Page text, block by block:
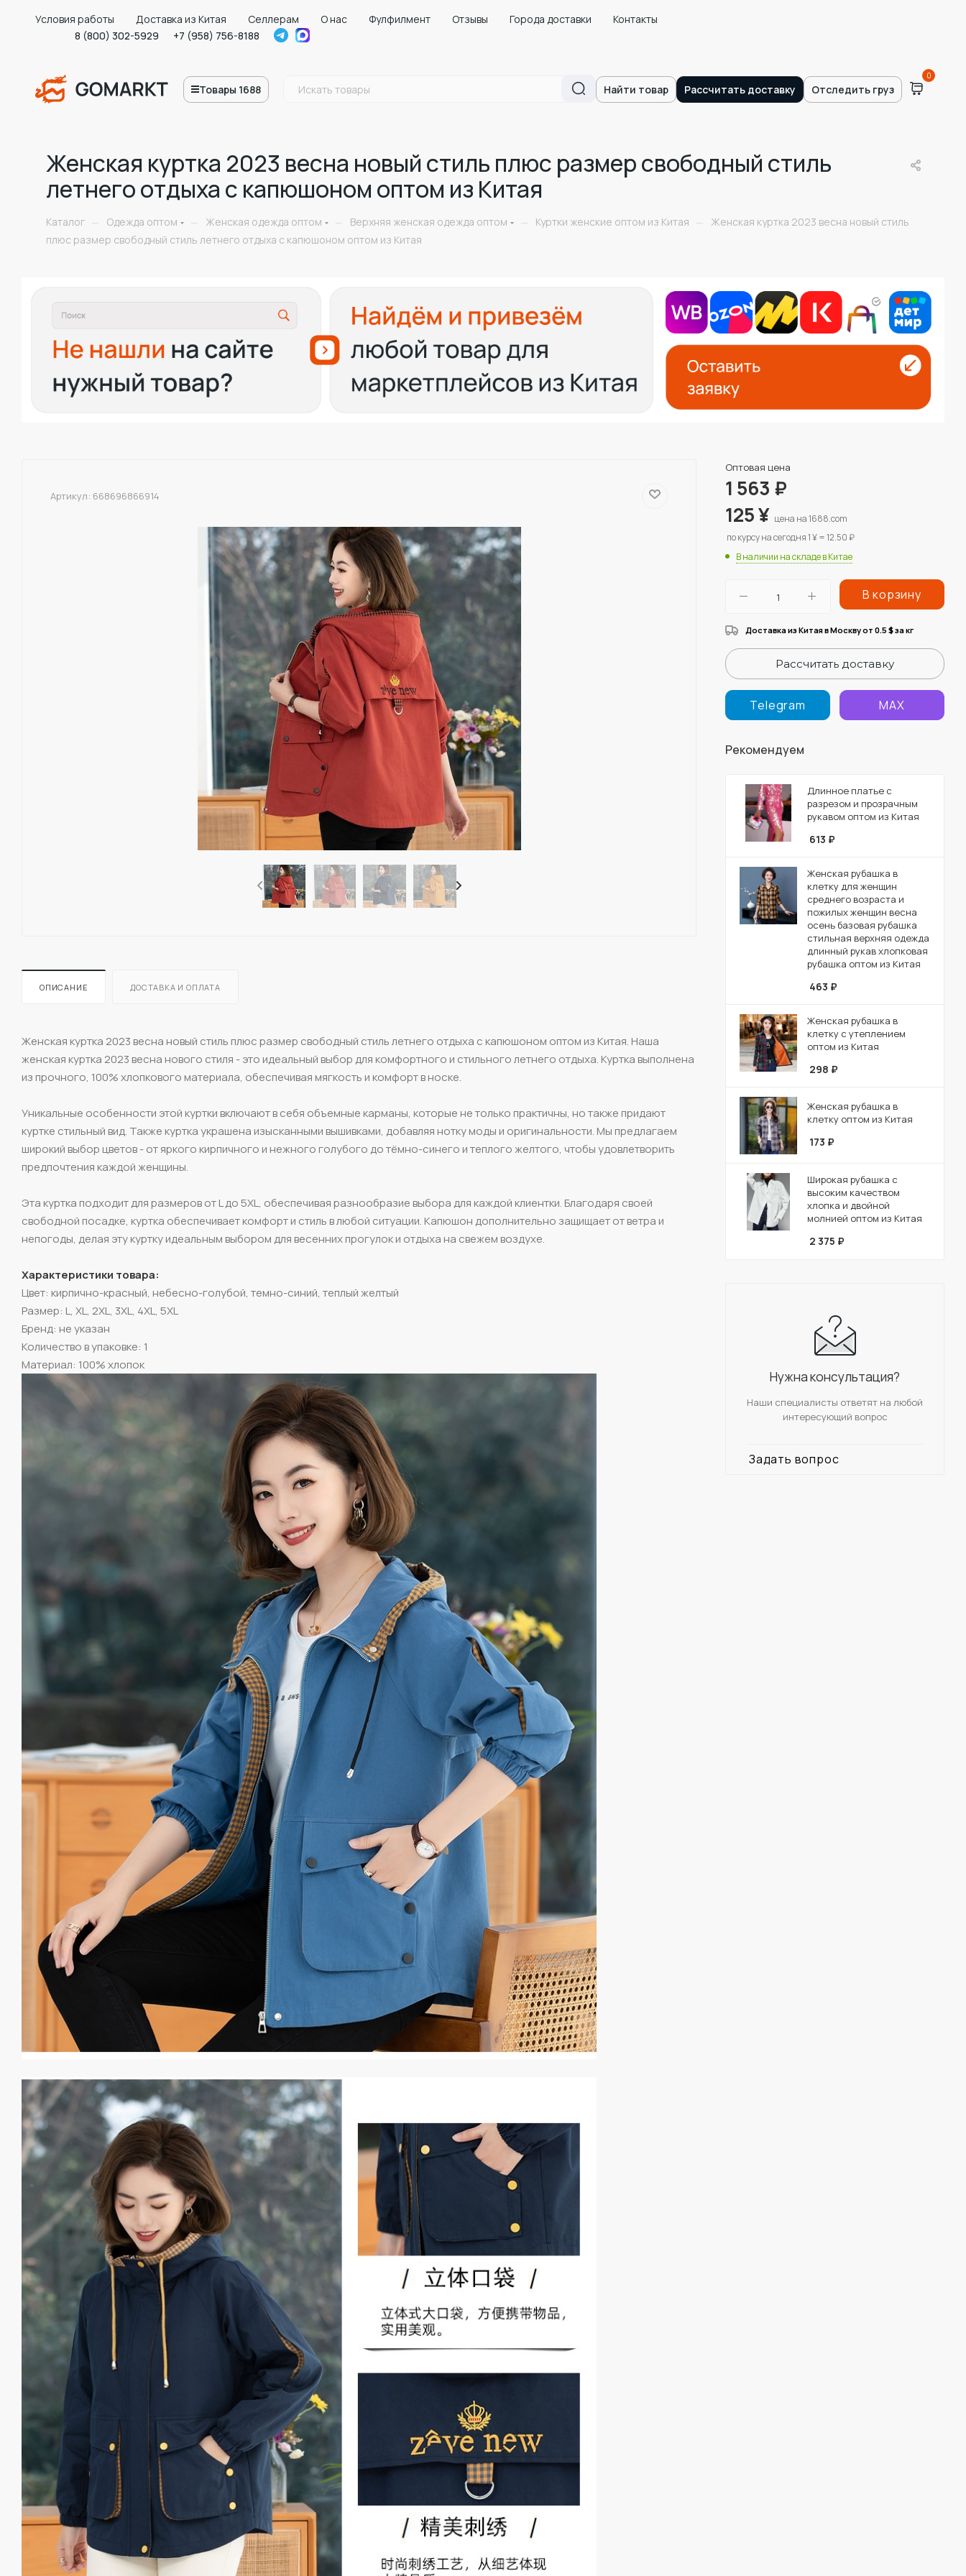
Условия работы Доставка из Китая Селлерам О нас Фулфилмент Отзывы Города доставки
Контакты
8 (800) 302-5929
+7 (958) 756-8188
Товары 1688 Найти товар Рассчитать доставку Отследить груз
0
Женская куртка 2023 весна новый стиль плюс размер свободный стиль
летнего отдыха с капюшоном оптом из Китая
Каталог — Одежда оптом — Женская одежда оптом — Верхняя женская одежда оптом — Куртки женские оптом из Китая —
Женская куртка 2023 весна новый стиль
плюс размер свободный стиль летнего отдыха с капюшоном оптом из Китая
Артикул: 668696866914
ОПИСАНИЕ ДОСТАВКА И ОПЛАТА
Женская куртка 2023 весна новый стиль плюс размер свободный стиль летнего отдыха с капюшоном оптом из Китая. Наша
женская куртка 2023 весна нового стиля - это идеальный выбор для комфортного и стильного летнего отдыха. Куртка выполнена
из прочного, 100% хлопкового материала, обеспечивая мягкость и комфорт в носке.
Уникальные особенности этой куртки включают в себя объемные карманы, которые не только практичны, но также придают
куртке стильный вид. Также куртка украшена изысканными вышивками, добавляя нотку моды и оригинальности. Мы предлагаем
широкий выбор цветов - от яркого кирпичного и нежного голубого до тёмно-синего и теплого желтого, чтобы удовлетворить
предпочтения каждой женщины.
Эта куртка подходит для размеров от L до 5XL, обеспечивая разнообразие выбора для каждой клиентки. Благодаря своей
свободной посадке, куртка обеспечивает комфорт и стиль в любой ситуации. Капюшон дополнительно защищает от ветра и
непогоды, делая эту куртку идеальным выбором для весенних прогулок и отдыха на свежем воздухе.
Характеристики товара:
Цвет: кирпично-красный, небесно-голубой, темно-синий, теплый желтый
Размер: L, XL, 2XL, 3XL, 4XL, 5XL
Бренд: не указан
Количество в упаковке: 1
Материал: 100% хлопок
Оптовая цена
1 563 ₽
125¥ цена на 1688.com
по курсу на сегодня 1 ¥ = 12.50 ₽
В наличии на складе в Китае
В корзину
Доставка из Китая в Москву от 0.5 $за кг
Рассчитать доставку
Telegram MAX
Рекомендуем
Длинное платье с
разрезом и прозрачным
рукавом оптом из Китая
613 ₽
Женская рубашка в
клетку для женщин
среднего возраста и
пожилых женщин весна
осень базовая рубашка
стильная верхняя одежда
длинный рукав хлопковая
рубашка оптом из Китая
463 ₽
Женская рубашка в
клетку с утеплением
оптом из Китая
298 ₽
Женская рубашка в
клетку оптом из Китая
173 ₽
Широкая рубашка с
высоким качеством
хлопка и двойной
молнией оптом из Китая
2 375 ₽
Нужна консультация?
Наши специалисты ответят на любой
интересующий вопрос
Задать вопрос